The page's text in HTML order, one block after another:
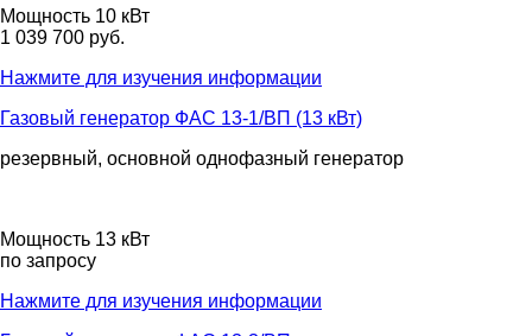
Мощность 10 кВт
1 039 700 руб.
Нажмите для изучения информации
Газовый генератор ФАС 13-1/ВП (13 кВт)
резервный, основной однофазный генератор
Мощность 13 кВт
по запросу
Нажмите для изучения информации